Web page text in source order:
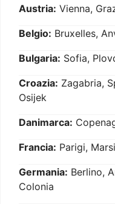
Austria: Vienna,
Belgio: Bruxelles,
Bulgaria: Sofia,
Croazia: Zagabria,
Osijek
Danimarca:
Francia: Parigi,
Germania: Berlino,
Colonia